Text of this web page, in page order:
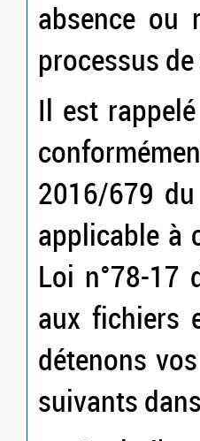
absence ou
processus
Il est
2016/679
applicable à
Loi n°78-17
aux fichiers
détenons
suivants